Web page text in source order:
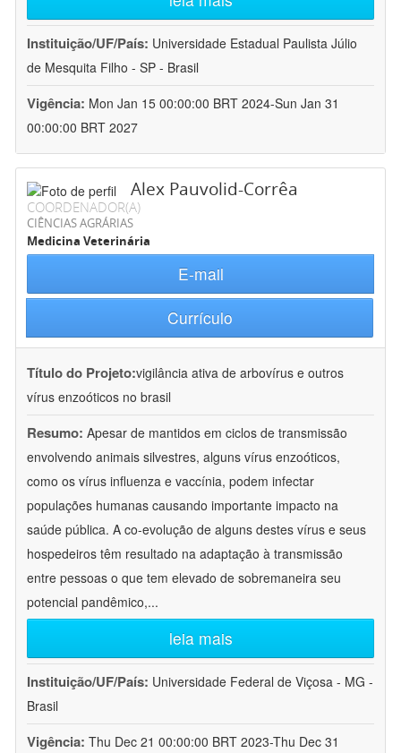
Instituição/UF/País: Universidade Estadual Paulista Júlio
de Mesquita Filho - SP - Brasil
Vigência: Mon Jan 15 00:00:00 BRT 2024-Sun Jan 31
00:00:00 BRT 2027
Alex Pauvolid-Corrêa
COORDENADOR(A)
CIÊNCIAS AGRÁRIAS
Medicina Veterinária
E-mail
Currículo
Título do Projeto:vigilância ativa de arbovírus e outros
vírus enzoóticos no brasil
Resumo: Apesar de mantidos em ciclos de transmissão
envolvendo animais silvestres, alguns vírus enzoóticos,
como os vírus influenza e vaccínia, podem infectar
populações humanas causando importante impacto na
saúde pública. A co-evolução de alguns destes vírus e seus
hospedeiros têm resultado na adaptação à transmissão
entre pessoas o que tem elevado de sobremaneira seu
potencial pandêmico,...
leia mais
Instituição/UF/País: Universidade Federal de Viçosa - MG -
Brasil
Vigência: Thu Dec 21 00:00:00 BRT 2023-Thu Dec 31